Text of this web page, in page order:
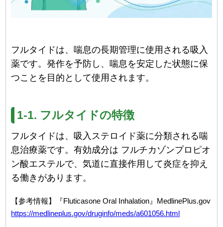
フルタイドは、喘息の長期管理に使用される吸入
薬です。発作を予防し、喘息を安定した状態に保
つことを目的として使用されます。
1-1. フルタイドの特徴
フルタイドは、吸入ステロイド薬に分類される喘
息治療薬です。有効成分は フルチカゾンプロピオ
ン酸エステルで、気道に直接作用して炎症を抑え
る働きがあります。
【参考情報】『Fluticasone Oral Inhalation』MedlinePlus.gov
https://medlineplus.gov/druginfo/meds/a601056.html